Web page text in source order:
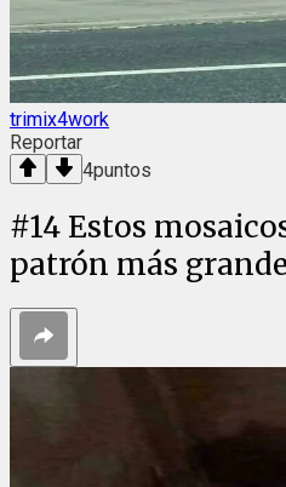
trimix4work
Reportar
4puntos
#14 Estos
patrón más grande